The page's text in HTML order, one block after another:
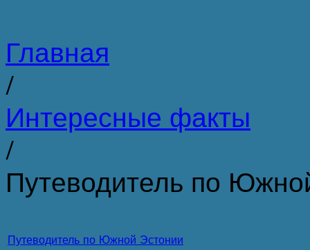
Главная
/
Интересные факты
/
Путеводитель по
Путеводитель по Южной Эстонии